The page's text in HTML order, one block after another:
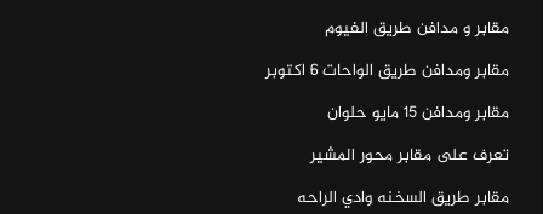
مقابر و مدافن طريق الفيوم
مقابر ومدافن طريق الواحات ٦ اكتوبر
مقابر ومدافن ١٥ مايو حلوان
تعرف على مقابر محور المشير
مقابر طريق السخنه وادي الراحه